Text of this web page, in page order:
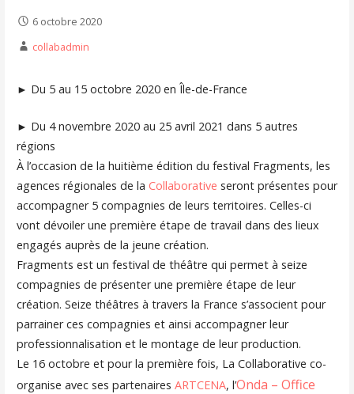
6 octobre 2020
collabadmin
► Du 5 au 15 octobre 2020 en Île-de-France
► Du 4 novembre 2020 au 25 avril 2021 dans 5 autres
régions
À l’occasion de la huitième édition du festival Fragments, les
agences régionales de la Collaborative seront présentes pour
accompagner 5 compagnies de leurs territoires. Celles-ci
vont dévoiler une première étape de travail dans des lieux
engagés auprès de la jeune création.
Fragments est un festival de théâtre qui permet à seize
compagnies de présenter une première étape de leur
création. Seize théâtres à travers la France s’associent pour
parrainer ces compagnies et ainsi accompagner leur
professionnalisation et le montage de leur production.
Le 16 octobre et pour la première fois, La Collaborative co-
organise avec ses partenaires ARTCENA, l’Onda – Office